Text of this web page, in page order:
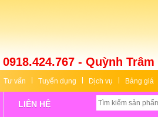
0918.424.767 - Quỳnh Trâm
Tư vấn Tuyển dụng Dịch vụ Bảng giá
LIÊN HỆ